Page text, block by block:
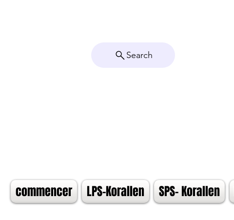
Search
commencer LPS-Korallen SPS- Korallen